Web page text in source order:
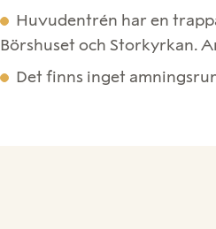
Huvudentrén har en
Börshuset och Storkyrkan.
Det finns inget